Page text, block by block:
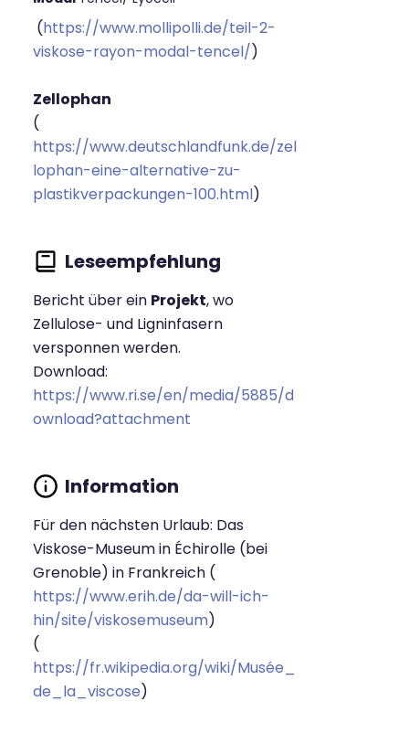
(https://www.mollipolli.de/teil-2-
viskose-rayon-modal-tencel/)
Zellophan
(
https://www.deutschlandfunk.de/zel
lophan-eine-alternative-zu-
plastikverpackungen-100.html)
Bericht über ein Projekt, wo
Zellulose- und Ligninfasern
versponnen werden.
Download:
https://www.ri.se/en/media/5885/d
ownload?attachment
Für den nächsten Urlaub: Das
Viskose-Museum in Échirolle (bei
Grenoble) in Frankreich (
https://www.erih.de/da-will-ich-
hin/site/viskosemuseum)
(
https://fr.wikipedia.org/wiki/Musée_
de_la_viscose)